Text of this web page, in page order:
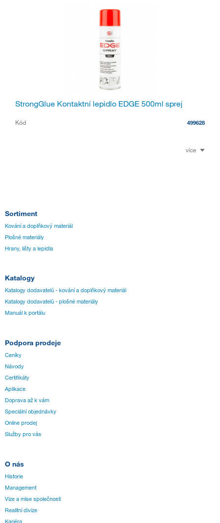
StrongGlue Kontaktní lepidlo EDGE 500ml sprej
Kód 499628
více
Sortiment
Kování a doplňkový materiál
Plošné materiály
Hrany, lišty a lepidla
Katalogy
Katalogy dodavatelů - kování a doplňkový materiál
Katalogy dodavatelů - plošné materiály
Manuál k portálu
Podpora prodeje
Ceníky
Návody
Certifikáty
Aplikace
Doprava až k vám
Speciální objednávky
Online prodej
Služby pro vás
O nás
Historie
Management
Vize a mise společnosti
Realitní divize
Kariéra